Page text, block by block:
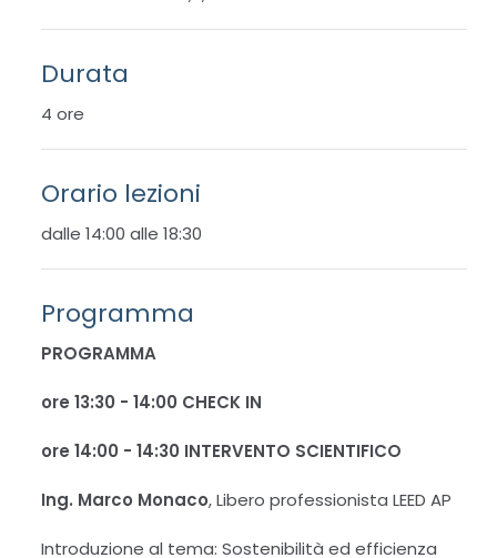
Durata
4 ore
Orario lezioni
dalle 14:00 alle 18:30
Programma
PROGRAMMA
ore 13:30 - 14:00 CHECK IN
ore 14:00 - 14:30 INTERVENTO SCIENTIFICO
Ing. Marco Monaco, Libero professionista LEED AP
Introduzione al tema: Sostenibilità ed efficienza